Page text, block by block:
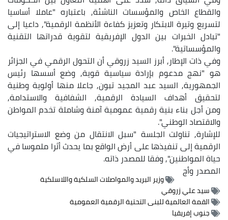
والقطاع الخاص والمؤسسات الناشئة, باعتباره "عاملا أساسيا
لتسريع وتيرة الابتكار وتعزيز كفاءة الأنظمة الرقمية", داعيا إلى
"تبادل الخبرات بين الدول الإفريقية لتقوية قدراتها التقنية
والمؤسساتية".
وفي ذات الإطار, أبرز السيد زروقي أن التحول الرقمي في الجزائر
هو "نهج مدعوم بإرادة سياسية قوية, وضع أسسها رئيس
الجمهورية, السيد عبد المجيد تبون, جاعلا منها أولوية وطنية
لتحقيق أهداف السيادة الرقمية, الشفافية والاستدامة,
ومن أجل بناء بنية رقمية عمومية آمنة وشاملة تخدم المواطن
والاقتصاد الوطني".
للإشارة, تناولت الجلسة "سبل الانتقال من وضع الاستراتيجيات
الرقمية إلى تنفيذها على أرض الواقع بما يحدث أثرا ملموسا في
حياة المواطنين", وفقا للمصدر ذاته.
المصدروأج
وزير البريد والمواصلات السلكية واللاسلكية
سيد علي زروقي
القمة العالمية للبنى التحتية الرقمية العمومية
جنوب إفريقيا